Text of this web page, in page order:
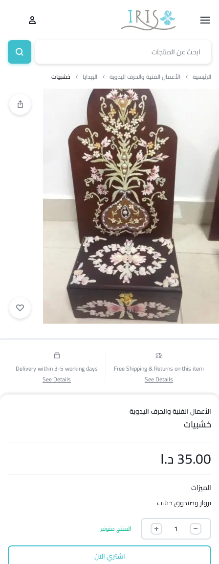
الرئيسية الأعمال الفنية والحرف اليدوية الهدايا خشبيات
1/1
Free Shipping & Returns on this item
See Details
Delivery within 3-5 working days
See Details
الأعمال الفنية والحرف اليدوية
خشبيات
35.00د.ا
الميزات
برواز وصندوق خشب
المنتج متوفر
اشتري الان